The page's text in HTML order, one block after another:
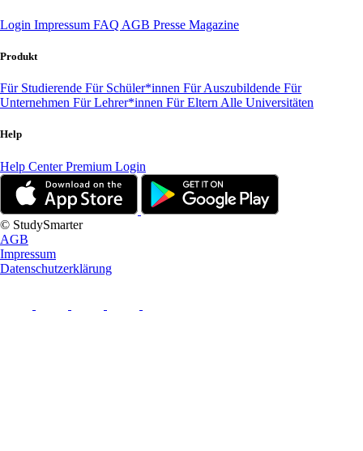
Login Impressum FAQ AGB Presse Magazine
Produkt
Für Studierende Für Schüler*innen Für Auszubildende Für
Unternehmen Für Lehrer*innen Für Eltern Alle Universitäten
Help
Help CenterPremium Login
© StudySmarter
AGB
Impressum
Datenschutzerklärung